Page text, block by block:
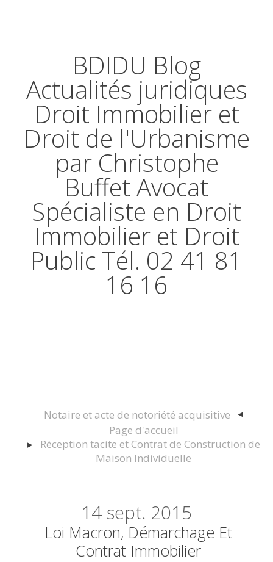
BDIDU Blog
Actualités juridiques
Droit Immobilier et
Droit de l'Urbanisme
par Christophe
Buffet Avocat
Spécialiste en Droit
Immobilier et Droit
Public Tél. 02 41 81
16 16
Notaire et acte de notoriété acquisitive
Page d'accueil
Réception tacite et Contrat de Construction de
Maison Individuelle
14 sept. 2015
Loi Macron, Démarchage Et
Contrat Immobilier